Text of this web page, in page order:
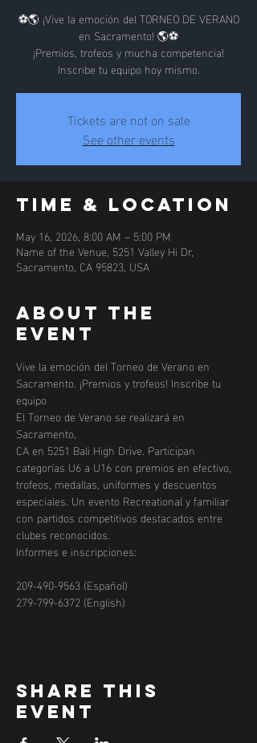
⚽🌎 ¡Vive la emoción del TORNEO DE VERANO
en Sacramento! 🌎⚽
¡Premios, trofeos y mucha competencia!
Inscribe tu equipo hoy mismo.
Tickets are not on sale
See other events
Time & Location
May 16, 2026, 8:00 AM – 5:00 PM
Name of the Venue, 5251 Valley Hi Dr,
Sacramento, CA 95823, USA
About the
event
Vive la emoción del Torneo de Verano en
Sacramento. ¡Premios y trofeos! Inscribe tu
equipo
El Torneo de Verano se realizará en
Sacramento,
CA en 5251 Bali High Drive. Participan
categorías U6 a U16 con premios en efectivo,
trofeos, medallas, uniformes y descuentos
especiales. Un evento Recreational y familiar
con partidos competitivos destacados entre
clubes reconocidos.
Informes e inscripciones:
209-490-9563 (Español)
279-799-6372 (English)
Share this
event